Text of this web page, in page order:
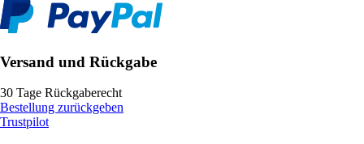
Versand und Rückgabe
30 Tage Rückgaberecht
Bestellung zurückgeben
Trustpilot